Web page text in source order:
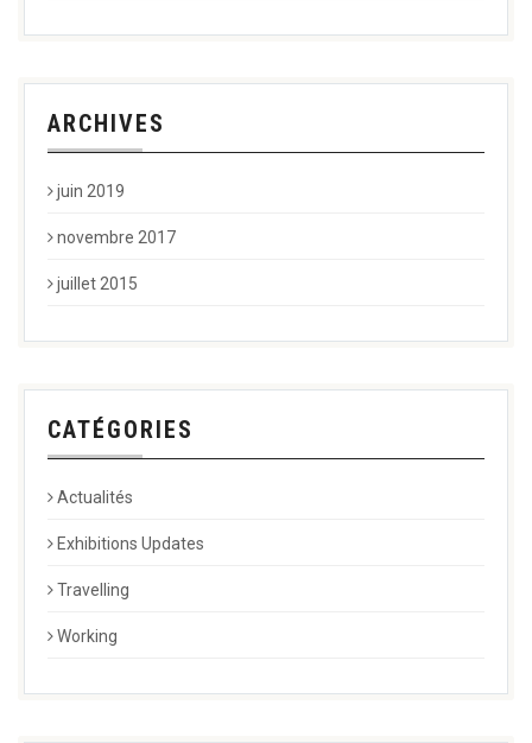
ARCHIVES
juin 2019
novembre 2017
juillet 2015
CATÉGORIES
Actualités
Exhibitions Updates
Travelling
Working